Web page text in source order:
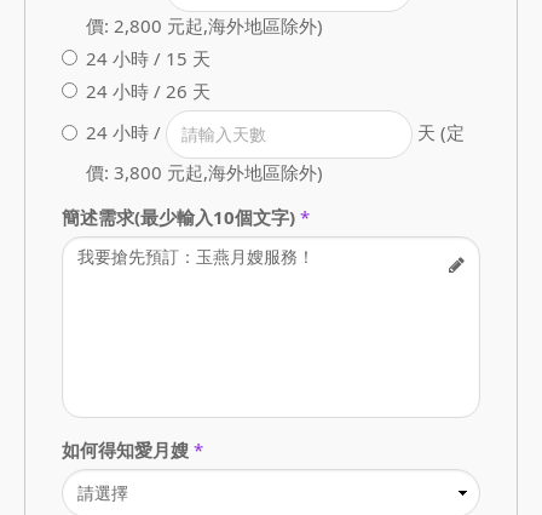
價: 2,800 元起,海外地區除外)
24 小時 / 15 天
24 小時 / 26 天
24 小時 /
天 (定
價: 3,800 元起,海外地區除外)
簡述需求(最少輸入10個文字) *
如何得知愛月嫂 *